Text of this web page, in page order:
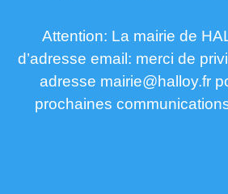
Attention: La mairie de
d’adresse email: merci de
adresse mairie@halloy.fr
prochaines